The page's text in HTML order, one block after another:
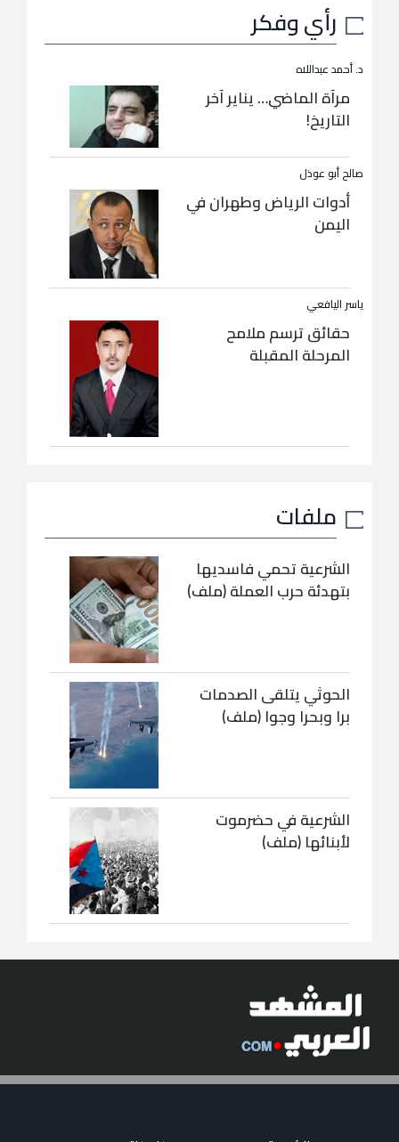
رأي وفكر
د. أحمد عبداللاه
مرآة الماضي… يناير آخر
التاريخ!
صالح أبو عوذل
أدوات الرياض وطهران في
اليمن
ياسر اليافعي
حقائق ترسم ملامح
المرحلة المقبلة
ملفات
الشرعية تحمي فاسديها
بتهدئة حرب العملة (ملف)
الحوثي يتلقى الصدمات
برا وبحرا وجوا (ملف)
الشرعية في حضرموت
لأبنائها (ملف)